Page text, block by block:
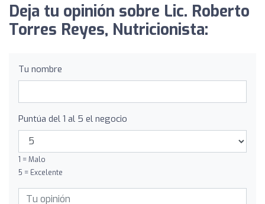
Deja tu opinión sobre Lic. Roberto
Torres Reyes, Nutricionista:
Tu nombre
Puntúa del 1 al 5 el negocio
1 = Malo
5 = Excelente